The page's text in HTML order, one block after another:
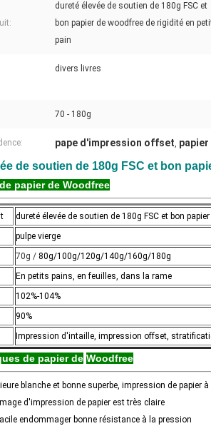
dureté élevée de soutien de 180g FSC et
bon papier de woodfree de rigidité en
pain
divers livres
70 - 180g
pape d'impression offset,
de soutien de 180g FSC et bon
papier de Woodfree
dureté élevée de soutien de 180g FSC et bon
pulpe vierge
70g / 80g/100g/120g/140g/160g/180g
En petits pains, en feuilles, dans la rame
102%-104%
90%
Impression d'intaille, impression offset,
de papier de Woodfree
blanche et bonne superbe, impression de
d'impression de papier est très claire
endommager bonne résistance à la pression